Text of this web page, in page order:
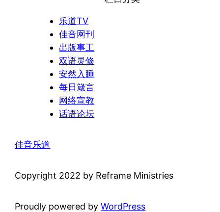
乐道TV
佳音网刊
出版事工
双语灵修
安然入睡
每日箴言
网络宣教
话语论坛
佳音乐道
Copyright 2022 by Reframe Ministries
Proudly powered byWordPress